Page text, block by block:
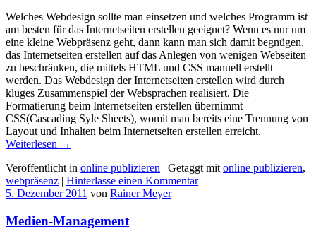
Welches Webdesign sollte man einsetzen und welches Programm ist
am besten für das Internetseiten erstellen geeignet? Wenn es nur um
eine kleine Webpräsenz geht, dann kann man sich damit begnügen,
das Internetseiten erstellen auf das Anlegen von wenigen Webseiten
zu beschränken, die mittels HTML und CSS manuell erstellt
werden. Das Webdesign der Internetseiten erstellen wird durch
kluges Zusammenspiel der Websprachen realisiert. Die
Formatierung beim Internetseiten erstellen übernimmt
CSS(Cascading Syle Sheets), womit man bereits eine Trennung von
Layout und Inhalten beim Internetseiten erstellen erreicht.
Weiterlesen →
Veröffentlicht in online publizieren | Getaggt mitonline publizieren,
webpräsenz | Hinterlasse einen Kommentar
5. Dezember 2011 von Rainer Meyer
Medien-Management